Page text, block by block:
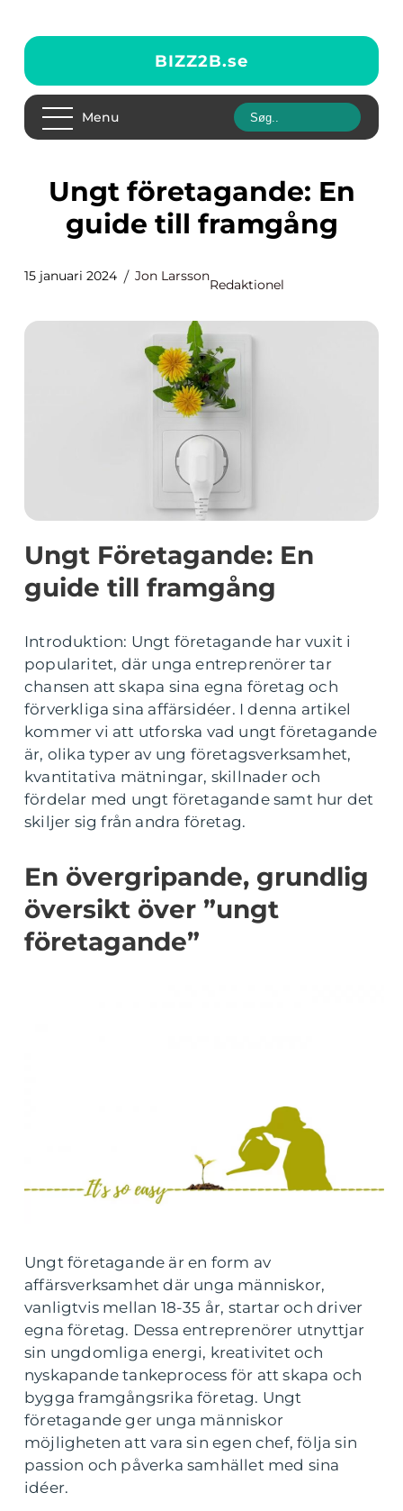
BIZZ2B.se
Menu
Ungt företagande: En
guide till framgång
15 januari 2024 Jon Larsson
Redaktionel
Ungt Företagande: En
guide till framgång
Introduktion: Ungt företagande har vuxit i
popularitet, där unga entreprenörer tar
chansen att skapa sina egna företag och
förverkliga sina affärsidéer. I denna artikel
kommer vi att utforska vad ungt företagande
är, olika typer av ung företagsverksamhet,
kvantitativa mätningar, skillnader och
fördelar med ungt företagande samt hur det
skiljer sig från andra företag.
En övergripande, grundlig
översikt över ”ungt
företagande”
Ungt företagande är en form av
affärsverksamhet där unga människor,
vanligtvis mellan 18-35 år, startar och driver
egna företag. Dessa entreprenörer utnyttjar
sin ungdomliga energi, kreativitet och
nyskapande tankeprocess för att skapa och
bygga framgångsrika företag. Ungt
företagande ger unga människor
möjligheten att vara sin egen chef, följa sin
passion och påverka samhället med sina
idéer.